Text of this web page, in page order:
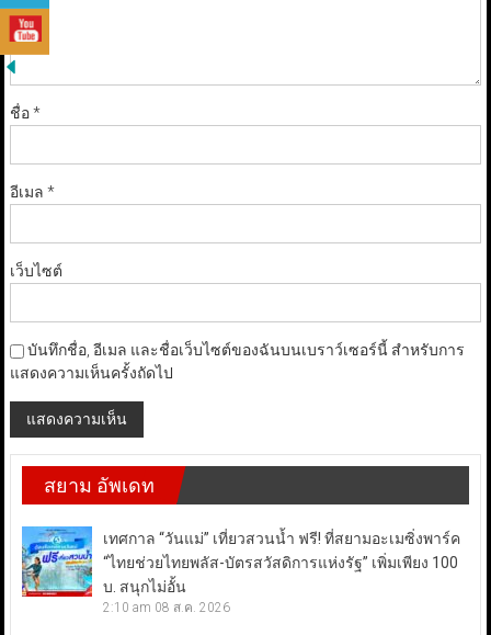
ชื่อ*
อีเมล *
เว็บไซต์
บันทึกชื่อ, อีเมล และชื่อเว็บไซต์ของฉันบนเบราว์เซอร์นี้ สำหรับการ
แสดงความเห็นครั้งถัดไป
สยาม อัพเดท
เทศกาล “วันแม่” เที่ยวสวนน้ำ ฟรี! ที่สยามอะเมซิ่งพาร์ค
“ไทยช่วยไทยพลัส-บัตรสวัสดิการแห่งรัฐ” เพิ่มเพียง 100
บ. สนุกไม่อั้น
2:10 am 08 ส.ค. 2026